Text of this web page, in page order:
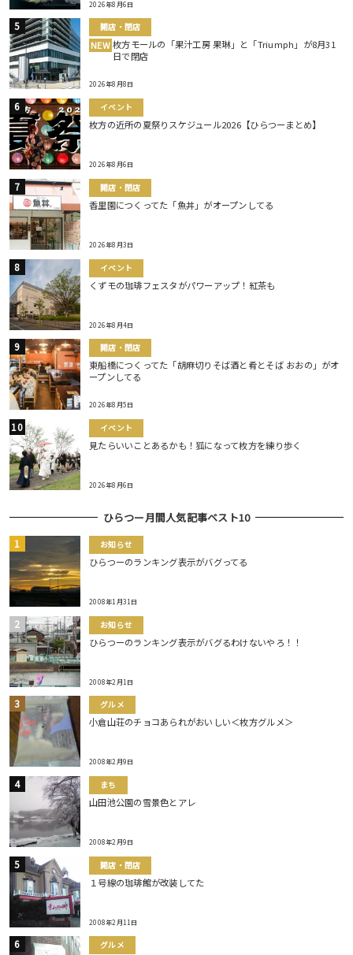
2026年8月6日
開店・閉店
NEW 枚方モールの「果汁工房 果琳」と「Triumph」が8月31
日で閉店
2026年8月8日
イベント
枚方の近所の夏祭りスケジュール2026【ひらつーまとめ】
2026年8月6日
開店・閉店
香里園につくってた「魚丼」がオープンしてる
2026年8月3日
イベント
くずモの珈琲フェスタがパワーアップ！紅茶も
2026年8月4日
開店・閉店
東船橋につくってた「胡麻切りそば酒と肴とそば おおの」がオ
ープンしてる
2026年8月5日
イベント
見たらいいことあるかも！狐になって枚方を練り歩く
2026年8月6日
ひらつー月間人気記事ベスト10
お知らせ
ひらつーのランキング表示がバグってる
2008年1月31日
お知らせ
ひらつーのランキング表示がバグるわけないやろ！！
2008年2月1日
グルメ
小倉山荘のチョコあられがおいしい＜枚方グルメ＞
2008年2月9日
まち
山田池公園の雪景色とアレ
2008年2月9日
開店・閉店
１号線の珈琲館が改装してた
2008年2月11日
グルメ